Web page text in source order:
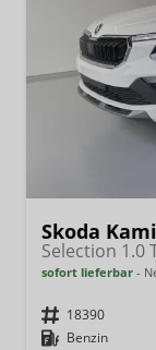
Skoda
sofort lieferbar
Fahrzeugnr. 18390
Kraftstoff Benzin